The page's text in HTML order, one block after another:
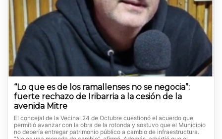
“Lo que es de los ramallenses no se negocia”:
fuerte rechazo de Iribarria a la cesión de la
avenida Mitre
El concejal de la Vecinal 24 de Octubre cuestionó el acuerdo que
permitió avanzar con la obra de la rotonda y sostuvo que el Municipio
no debería entregar patrimonio público a cambio de infraestructura.